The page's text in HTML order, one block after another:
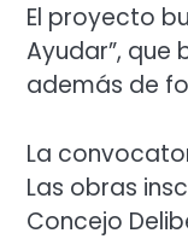
El proyecto
Ayudar”, que
además de
La
Las obras
Concejo